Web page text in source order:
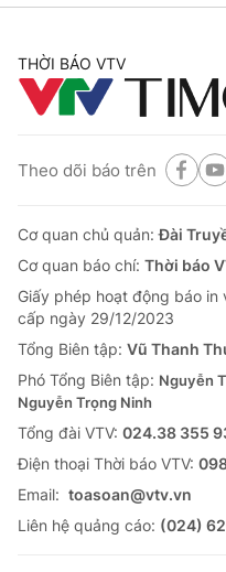
THỜI BÁO VTV
Theo dõi báo trên
Cơ quan chủ quản:Đài
Cơ quan báo chí: Thời báo
Giấy phép hoạt động báo
cấp ngày 29/12/2023
Tổng Biên tập: Vũ Thanh
Phó Tổng Biên tập: Nguyễn
Nguyễn Trọng Ninh
Tổng đài VTV: 024.38 355
Ðiện thoại Thời báo VTV:
Email: toasoan@vtv.vn
Liên hệ quảng cáo: (024)